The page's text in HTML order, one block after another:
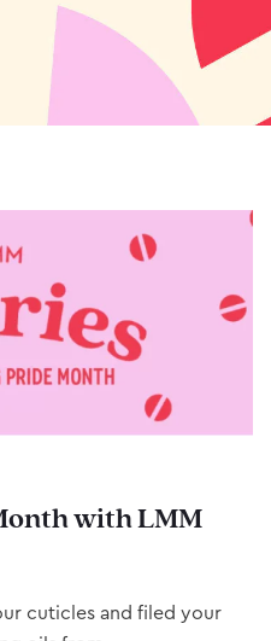
with LMM
cuticles and filed your